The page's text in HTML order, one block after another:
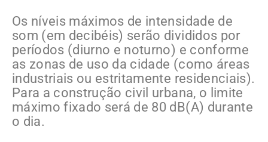
Os níveis máximos de intensidade de
som (em decibéis) serão divididos por
períodos (diurno e noturno) e conforme
as zonas de uso da cidade (como áreas
industriais ou estritamente residenciais).
Para a construção civil urbana, o limite
máximo fixado será de 80 dB(A) durante
o dia.